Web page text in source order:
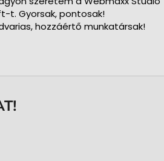
t. Gyorsak, pontosak!
hozzáértő munkatársak!